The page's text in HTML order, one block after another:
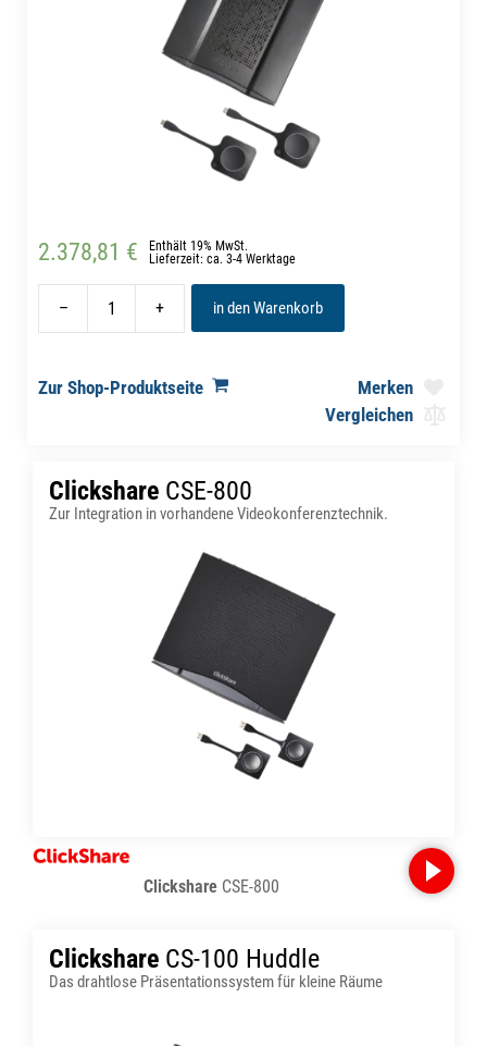
2.378,81 €
Enthält 19% MwSt.
Lieferzeit: ca. 3-4 Werktage
– + in den Warenkorb
Zur Shop-Produktseite
Merken
Vergleichen
Clickshare CSE-800
Zur Integration in vorhandene Videokonferenztechnik.
ClickshareCSE-800
Clickshare CS-100 Huddle
Das drahtlose Präsentationssystem für kleine Räume